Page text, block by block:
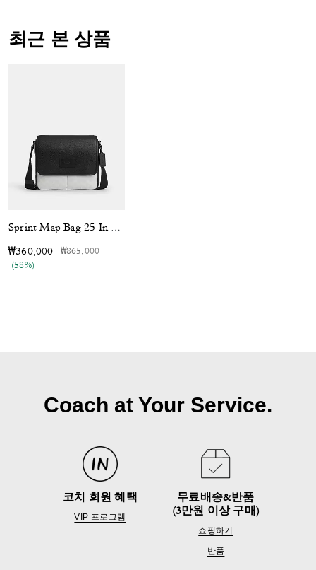
최근 본 상품
Sprint Map Bag 25 In Colorblock Signature Canvas
₩360,000 가격 인하 전
₩865,000인하됨
(58%)
Coach at Your Service.
코치 회원 혜택
VIP 프로그램
무료배송&반품
(3만원 이상 구매)
쇼핑하기
반품